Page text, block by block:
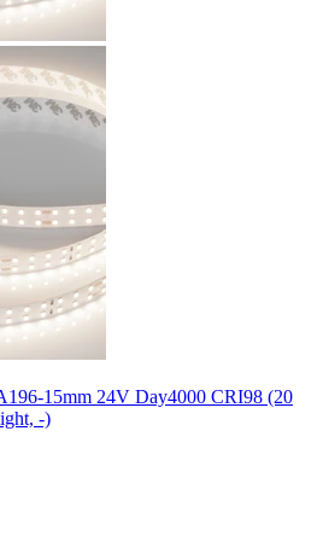
15mm 24V Day4000 CRI98 (20
-)